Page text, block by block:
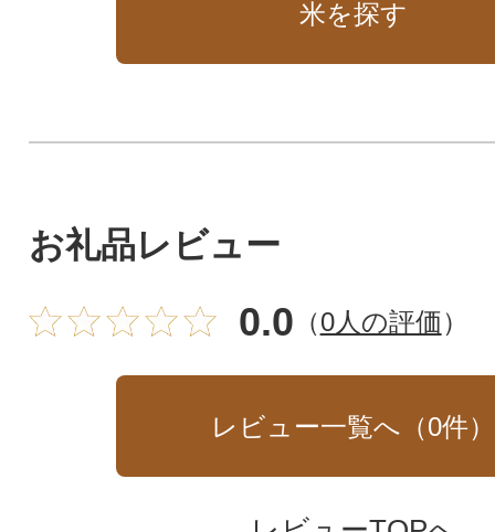
米を探す
お礼品レビュー
0.0 （0人の評価）
レビュー一覧へ（0件）